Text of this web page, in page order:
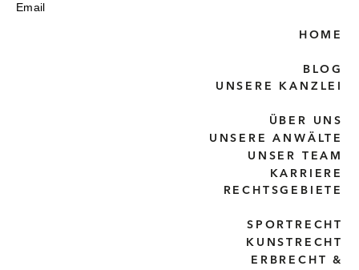
Email
HOME
BLOG
UNSERE KANZLEI
ÜBER UNS
UNSERE ANWÄLTE
UNSER TEAM
KARRIERE
RECHTSGEBIETE
SPORTRECHT
KUNSTRECHT
ERBRECHT &